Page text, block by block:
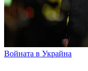
Войната в Украйна